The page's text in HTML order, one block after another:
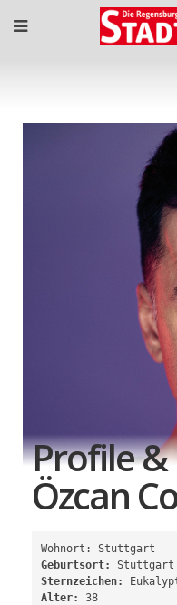
Profile
Özcan
Wohnort: Stuttgart
Geburtsort:
Stuttgart
Sternzeichen:
Alter:
38